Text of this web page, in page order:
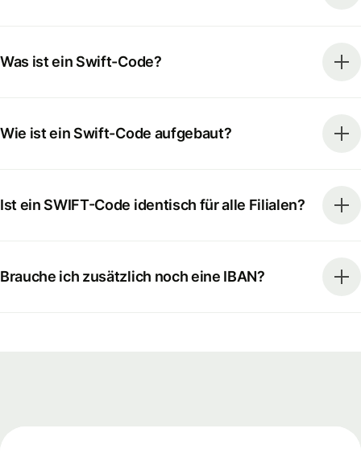
Was ist ein Swift-Code?
Wie ist ein Swift-Code aufgebaut?
Ist ein SWIFT-Code identisch für alle Filialen?
Brauche ich zusätzlich noch eine IBAN?